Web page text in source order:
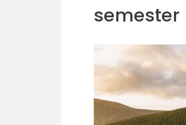
semester